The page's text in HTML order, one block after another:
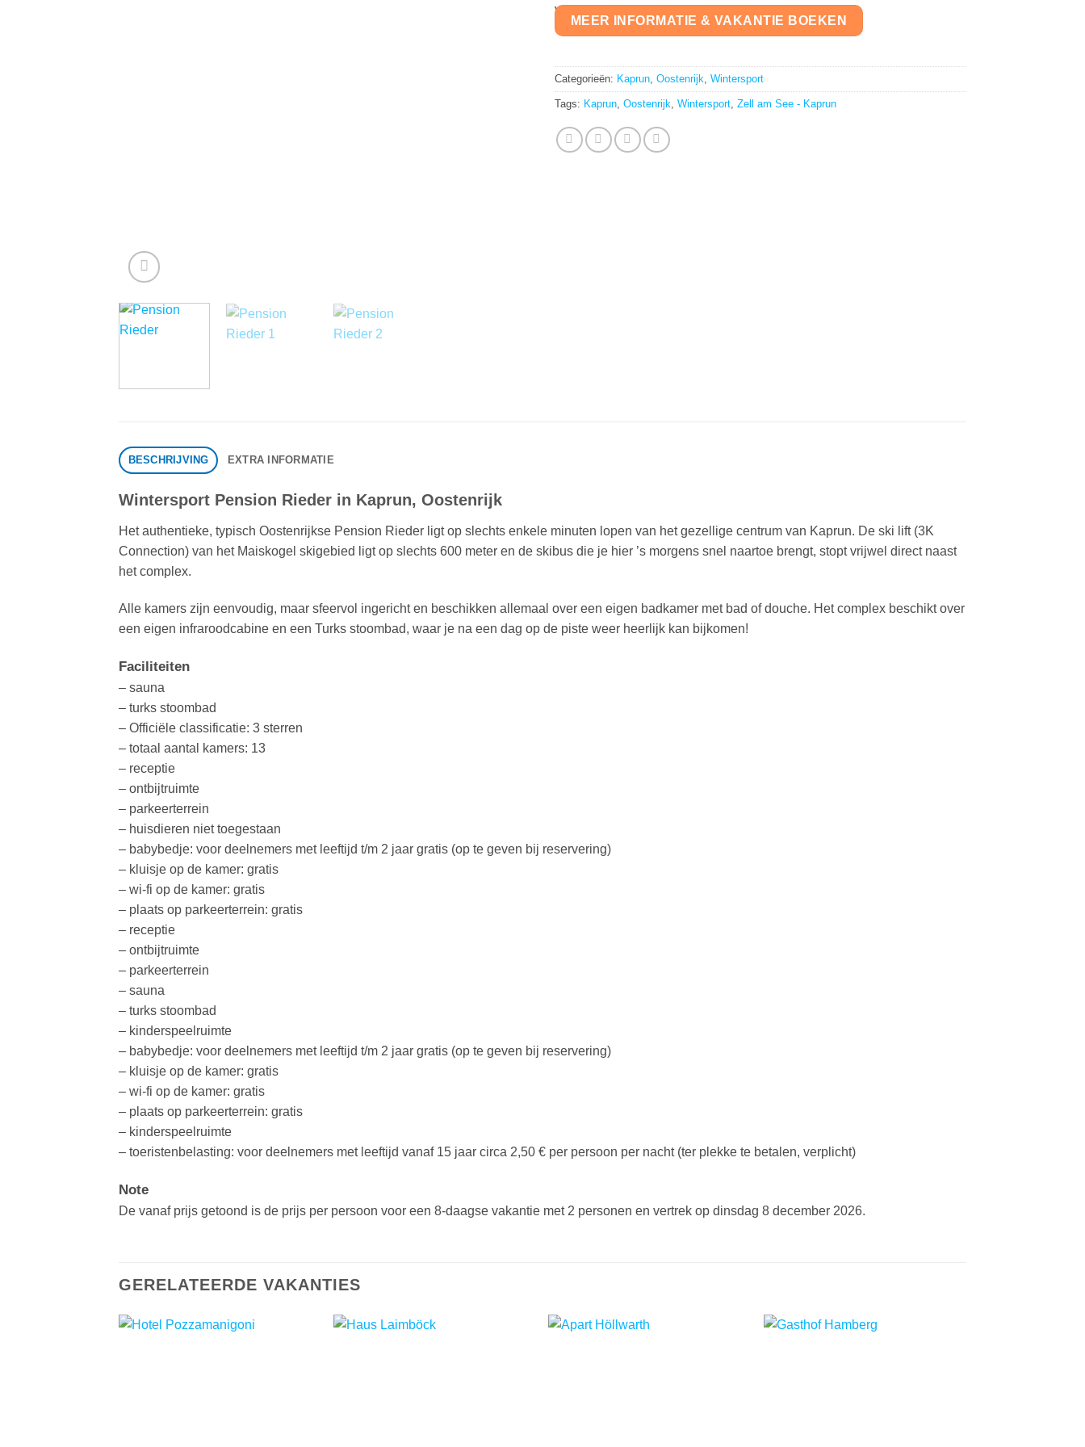
MEER INFORMATIE & VAKANTIE BOEKEN
Categorieën: Kaprun Oostenrijk Wintersport
Tags: Kaprun Oostenrijk Wintersport Zell am See - Kaprun
BESCHRIJVING EXTRA INFORMATIE
Wintersport Pension Rieder in Kaprun, Oostenrijk
Het authentieke, typisch Oostenrijkse Pension Rieder ligt op slechts enkele minuten lopen van het gezellige centrum van Kaprun. De ski lift (3K
Connection) van het Maiskogel skigebied ligt op slechts 600 meter en de skibus die je hier ’s morgens snel naartoe brengt, stopt vrijwel direct naast
het complex.
Alle kamers zijn eenvoudig, maar sfeervol ingericht en beschikken allemaal over een eigen badkamer met bad of douche. Het complex beschikt over
een eigen infraroodcabine en een Turks stoombad, waar je na een dag op de piste weer heerlijk kan bijkomen!
Faciliteiten
– sauna
– turks stoombad
– Officiële classificatie: 3 sterren
– totaal aantal kamers: 13
– receptie
– ontbijtruimte
– parkeerterrein
– huisdieren niet toegestaan
– babybedje: voor deelnemers met leeftijd t/m 2 jaar gratis (op te geven bij reservering)
– kluisje op de kamer: gratis
– wi-fi op de kamer: gratis
– plaats op parkeerterrein: gratis
– receptie
– ontbijtruimte
– parkeerterrein
– sauna
– turks stoombad
– kinderspeelruimte
– babybedje: voor deelnemers met leeftijd t/m 2 jaar gratis (op te geven bij reservering)
– kluisje op de kamer: gratis
– wi-fi op de kamer: gratis
– plaats op parkeerterrein: gratis
– kinderspeelruimte
– toeristenbelasting: voor deelnemers met leeftijd vanaf 15 jaar circa 2,50 € per persoon per nacht (ter plekke te betalen, verplicht)
Note
De vanaf prijs getoond is de prijs per persoon voor een 8-daagse vakantie met 2 personen en vertrek op dinsdag 8 december 2026.
GERELATEERDE VAKANTIES